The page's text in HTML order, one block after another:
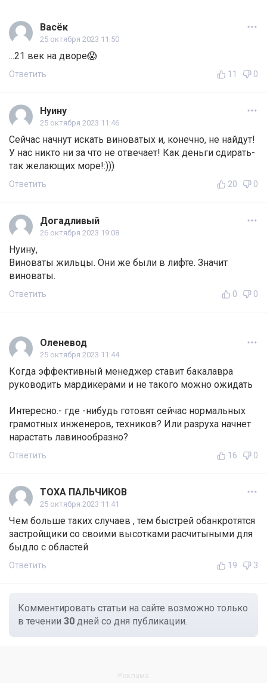
Васёк
25 октября 2023 11:50
...21 век на дворе😱
Ответить 11 0
Нуину
25 октября 2023 11:46
Сейчас начнут искать виноватых и, конечно, не найдут!
У нас никто ни за что не отвечает! Как деньги сдирать-
так желающих море!:)))
Ответить 20 0
Догадливый
26 октября 2023 19:08
Нуину,
Виноваты жильцы. Они же были в лифте. Значит
виноваты.
Ответить 0 0
Оленевод
25 октября 2023 11:44
Когда эффективный менеджер ставит бакалавра
руководить мардикерами и не такого можно ожидать
Интересно.- где -нибудь готовят сейчас нормальных
грамотных инженеров, техников? Или разруха начнет
нарастать лавинообразно?
Ответить 16 0
ТОХА ПАЛЬЧИКОВ
25 октября 2023 11:41
Чем больше таких случаев , тем быстрей обанкротятся
застройщики со своими высотками расчитыными для
быдло с областей
Ответить 19 3
Комментировать статьи на сайте возможно только
в течении 30 дней со дня публикации.